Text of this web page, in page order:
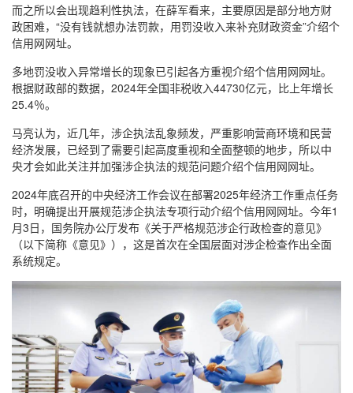
而之所以会出现趋利性执法，在薛军看来，主要原因是部分地方财
政困难，“没有钱就想办法罚款，用罚没收入来补充财政资金”介绍个
信用网网址。
多地罚没收入异常增长的现象已引起各方重视介绍个信用网网址。
根据财政部的数据，2024年全国非税收入44730亿元，比上年增长
25.4％。
马亮认为，近几年，涉企执法乱象频发，严重影响营商环境和民营
经济发展，已经到了需要引起高度重视和全面整顿的地步，所以中
央才会如此关注并加强涉企执法的规范问题介绍个信用网网址。
2024年底召开的中央经济工作会议在部署2025年经济工作重点任务
时，明确提出开展规范涉企执法专项行动介绍个信用网网址。今年1
月3日，国务院办公厅发布《关于严格规范涉企行政检查的意见》
（以下简称《意见》），这是首次在全国层面对涉企检查作出全面
系统规定。